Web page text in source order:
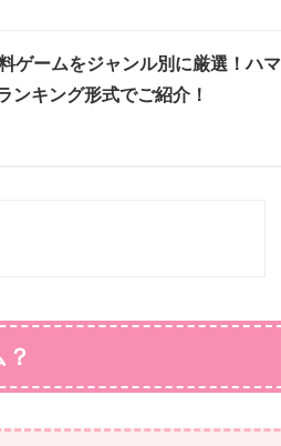
ゲームをジャンル別に厳選！ハマ
ンキング形式でご紹介！